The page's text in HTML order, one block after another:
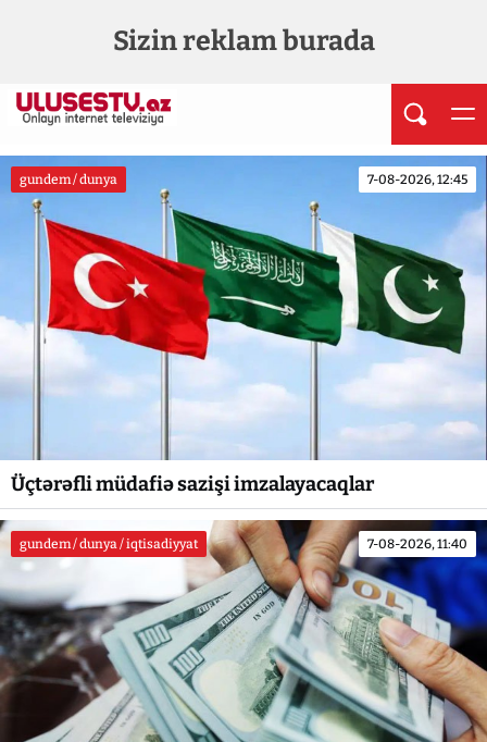
Sizin reklam burada
gundem / dunya 7-08-2026, 12:45
Üçtərəfli müdafiə sazişi imzalayacaqlar
gundem / dunya / iqtisadiyyat 7-08-2026, 11:40